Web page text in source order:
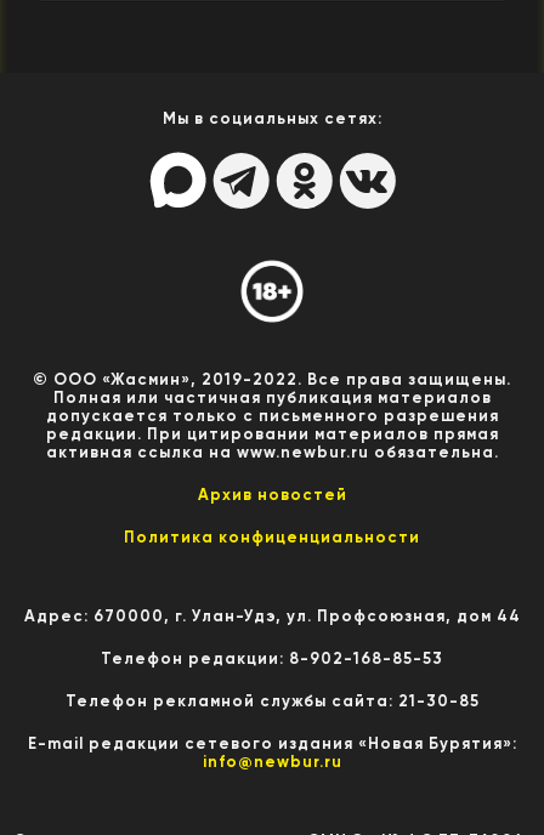
Мы в социальных сетях:
© ООО «Жасмин», 2019-2022. Все права защищены.
Полная или частичная публикация материалов
допускается только с письменного разрешения
редакции. При цитировании материалов прямая
активная ссылка на www.newbur.ru обязательна.
Архив новостей
Политика конфиценциальности
Адрес: 670000, г. Улан-Удэ, ул. Профсоюзная, дом 44
Телефон редакции: 8-902-168-85-53
Телефон рекламной службы сайта: 21-30-85
E-mail редакции сетевого издания «Новая Бурятия»:
info@newbur.ru